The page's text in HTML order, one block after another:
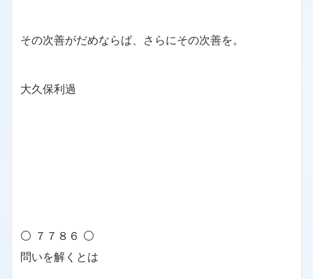
その次善がだめならば、さらにその次善を。
大久保利過
⚪ ７７８６ ⚪
問いを解くとは